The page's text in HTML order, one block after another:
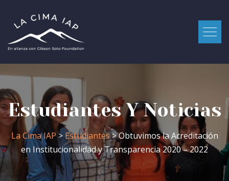
Estudiantes Y Noticias
La Cima IAP>Estudiantes> Obtuvimos la Acreditación
en Institucionalidad y Transparencia 2020 – 2022